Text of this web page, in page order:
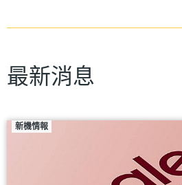
最新消息
新機情報